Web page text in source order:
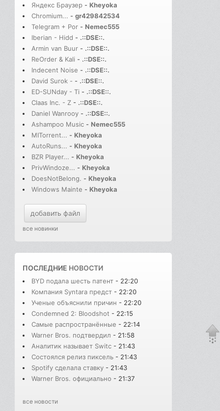
Яндекс Браузер - Kheyoka
Chromium... - gr429842534
Telegram + Por - Nemec555
Iberian - Hidd - .::DSE::.
Armin van Buur - .::DSE::.
ReOrder & Kali - .::DSE::.
Indecent Noise - .::DSE::.
David Surok - - .::DSE::.
ED-SUNday - Ti - .::DSE::.
Claas Inc. - Z - .::DSE::.
Daniel Wanrooy - .::DSE::.
Ashampoo Music - Nemec555
MITorrent... - Kheyoka
AutoRuns... - Kheyoka
BZR Player... - Kheyoka
PrivWindoze... - Kheyoka
DoesNotBelong. - Kheyoka
Windows Mainte - Kheyoka
добавить файл
все новинки
ПОСЛЕДНИЕ НОВОСТИ
BYD подала шесть патент - 22:20
Компания Syntara предст - 22:20
Ученые объяснили причин - 22:20
Condemned 2: Bloodshot - 22:15
Самые распространённые - 22:14
Warner Bros. подтвердил - 21:58
Аналитик называет Switc - 21:43
Состоялся релиз пиксель - 21:43
Spotify сделала ставку - 21:43
Warner Bros. официально - 21:37
все новости